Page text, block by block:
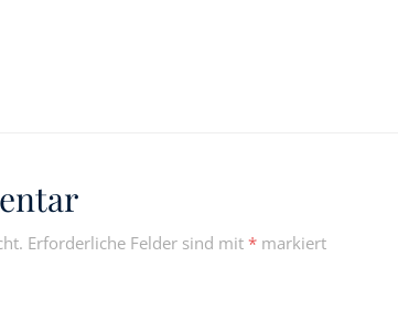
Erforderliche Felder sind mit * markiert